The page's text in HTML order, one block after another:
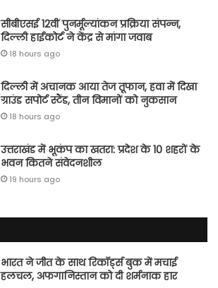
सीबीएसई 12वीं पुनर्मूल्यांकन प्रक्रिया संपन्न,
दिल्ली हाईकोर्ट ने केंद्र से मांगा जवाब
18 hours ago
दिल्ली में अचानक आया तेज तूफान, हवा में दिखा
ग्राउंड सपोर्ट स्टैंड, तीन विमानों को नुकसान
18 hours ago
उत्तराखंड में भूकंप का खतरा: प्रदेश के 10 शहरों के
भवन कितने संवेदनशील
19 hours ago
भारत ने जीत के साथ रिकॉर्ड्स बुक में मचाई
हलचल, अफगानिस्तान को दी शर्मनाक हार